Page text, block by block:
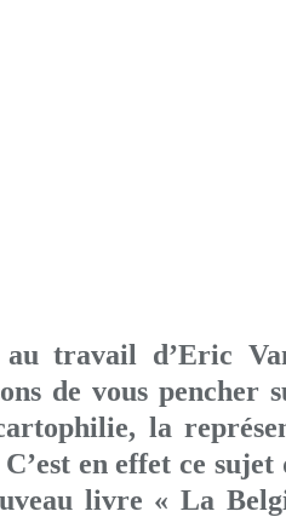
au travail d’Eric
de vous pencher
la
en effet ce
livre « La